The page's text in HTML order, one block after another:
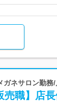
ネサロン勤務
売職】店